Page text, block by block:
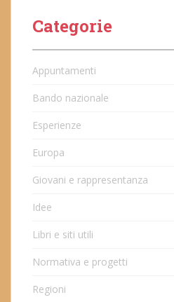
Categorie
Appuntamenti
Bando nazionale
Esperienze
Europa
Giovani e rappresentanza
Idee
Libri e siti utili
Normativa e progetti
Regioni